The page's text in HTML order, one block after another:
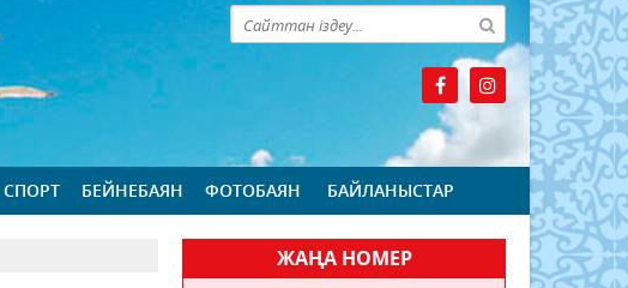
СПОРТ БЕЙНЕБАЯН ФОТОБАЯН БАЙЛАНЫСТАР
ЖАҢА НОМЕР